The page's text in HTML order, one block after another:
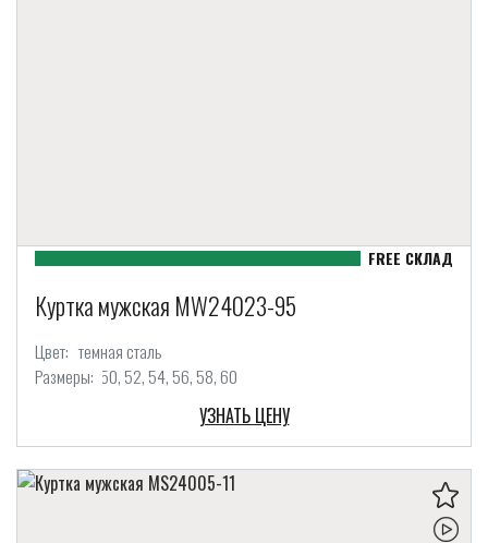
Куртка мужская MW24023-95
Цвет: темная сталь
Размеры: 50 52 54 56 58 60
УЗНАТЬ ЦЕНУ